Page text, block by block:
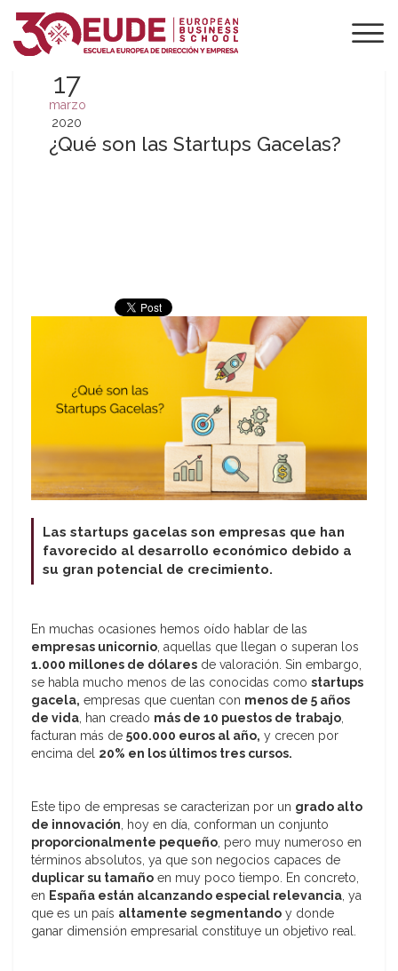
17
marzo
2020
¿Qué son las Startups Gacelas?
Las startups gacelas son empresas que han
favorecido al desarrollo económico debido a
su gran potencial de crecimiento.
En muchas ocasiones hemos oído hablar de las
empresas unicornio, aquellas que llegan o superan los
1.000 millones de dólares de valoración. Sin embargo,
se habla mucho menos de las conocidas como startups
gacela, empresas que cuentan con menos de 5 años
de vida, han creado más de 10 puestos de trabajo,
facturan más de 500.000 euros al año, y crecen por
encima del 20% en los últimos tres cursos.
Este tipo de empresas se caracterizan por un grado alto
de innovación, hoy en día, conforman un conjunto
proporcionalmente pequeño, pero muy numeroso en
términos absolutos, ya que son negocios capaces de
duplicar su tamaño en muy poco tiempo. En concreto,
en España están alcanzando especial relevancia, ya
que es un país altamente segmentando y donde
ganar dimensión empresarial constituye un objetivo real.